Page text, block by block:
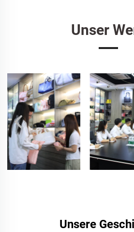
Unser
Unsere